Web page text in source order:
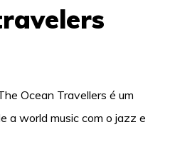
Ocean Travellers é um
a world music com o jazz e